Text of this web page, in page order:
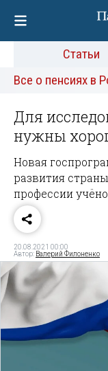
Статьи
Все о пенсиях в
Для
нужны
Новая
развития
профессии
20.08.2021 00:00
Автор: Валерий Филоненко